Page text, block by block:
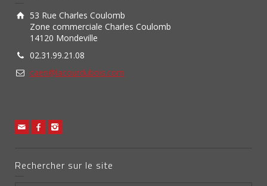
53 Rue Charles Coulomb
Zone commerciale Charles Coulomb
14120 Mondeville
02.31.99.21.08
caen@lacourdubois.com
Rechercher sur le site